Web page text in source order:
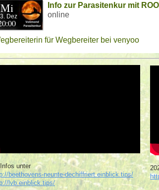
Mi
Dez
Info zur Parasitenkur mit
online
für Wegbereiter bei venyoo
unter
beethovens-neunte-dechiffriert.einblick.tips/
lvb.einblick.tips/